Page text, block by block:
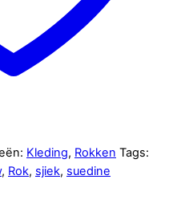
Kleding, Rokken Tags:
, Rok, sjiek, suedine